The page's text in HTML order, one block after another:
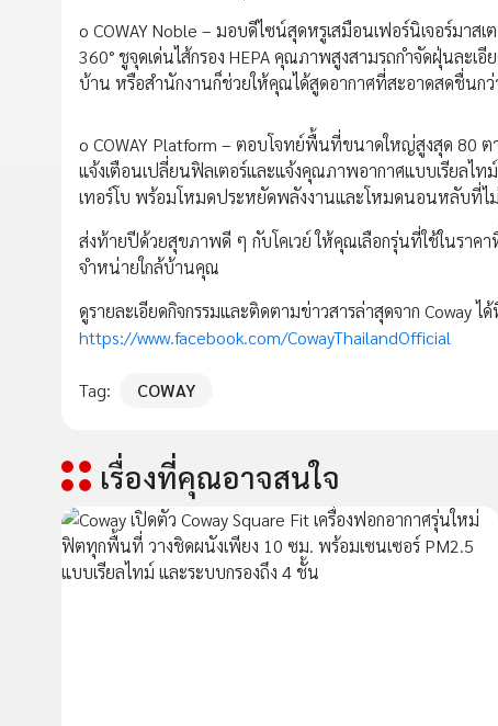
o COWAY Noble – มอบดีไซน์สุดหรูเสมือนเฟอร์นิเจอร์มา
360° ชูจุดเด่นไส้กรอง HEPA คุณภาพสูงสามรถกำจัดฝุ่นละเ
บ้าน หรือสำนักงานก็ช่วยให้คุณได้สูดอากาศที่สะอาดสดชื่นกว่
o COWAY Platform – ตอบโจทย์พื้นที่ขนาดใหญ่สูงสุด 80
แจ้งเตือนเปลี่ยนฟิลเตอร์และแจ้งคุณภาพอากาศแบบเรียลไ
เทอร์โบ พร้อมโหมดประหยัดพลังงานและโหมดนอนหลับที่
ส่งท้ายปีด้วยสุขภาพดี ๆ กับโคเวย์ ให้คุณเลือกรุ่นที่ใช้ในรา
จำหน่ายใกล้บ้านคุณ
ดูรายละเอียดกิจกรรมและติดตามข่าวสารล่าสุดจาก Coway ได้
https://www.facebook.com/CowayThailandOfficial
Tag: COWAY
เรื่องที่คุณอาจสนใจ